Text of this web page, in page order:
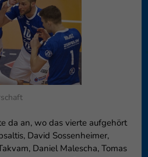
da an, wo das vierte aufgehört
David Sossenheimer,
Daniel Malescha, Tomas
Datenschutzeinstellungen
Essenziell (1)
Essenzielle Cookies
Funktion der Website
Externe Medien (6)
diese Inhalte keiner manuellen